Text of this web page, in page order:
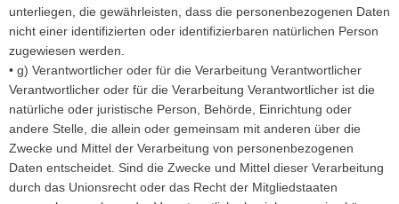
unterliegen, die gewährleisten, dass die personenbezogenen Daten
nicht einer identifizierten oder identifizierbaren natürlichen Person
zugewiesen werden.
• g) Verantwortlicher oder für die Verarbeitung Verantwortlicher
Verantwortlicher oder für die Verarbeitung Verantwortlicher ist die
natürliche oder juristische Person, Behörde, Einrichtung oder
andere Stelle, die allein oder gemeinsam mit anderen über die
Zwecke und Mittel der Verarbeitung von personenbezogenen
Daten entscheidet. Sind die Zwecke und Mittel dieser Verarbeitung
durch das Unionsrecht oder das Recht der Mitgliedstaaten